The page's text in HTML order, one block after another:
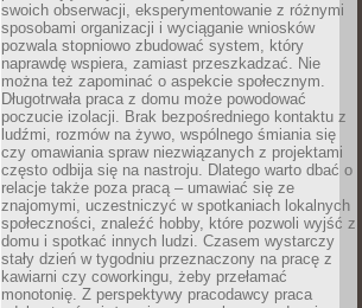
swoich obserwacji, eksperymentowanie z różnymi
sposobami organizacji i wyciąganie wniosków
pozwala stopniowo zbudować system, który
naprawdę wspiera, zamiast przeszkadzać. Nie
można też zapominać o aspekcie społecznym.
Długotrwała praca z domu może powodować
poczucie izolacji. Brak bezpośredniego kontaktu z
ludźmi, rozmów na żywo, wspólnego śmiania się
czy omawiania spraw niezwiązanych z projektami
często odbija się na nastroju. Dlatego warto dbać o
relacje także poza pracą – umawiać się ze
znajomymi, uczestniczyć w spotkaniach lokalnych
społeczności, znaleźć hobby, które pozwoli wyjść z
domu i spotkać innych ludzi. Czasem wystarczy
stały dzień w tygodniu przeznaczony na pracę z
kawiarni czy coworkingu, żeby przełamać
monotonię. Z perspektywy pracodawcy praca